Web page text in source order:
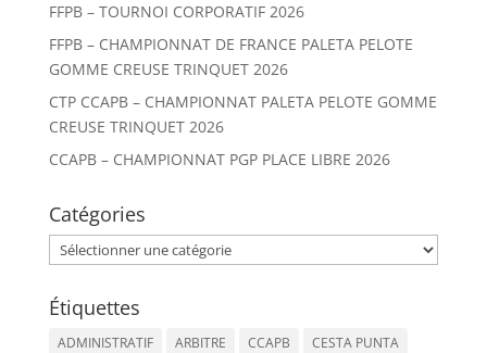
FFPB – TOURNOI CORPORATIF 2026
FFPB – CHAMPIONNAT DE FRANCE PALETA PELOTE
GOMME CREUSE TRINQUET 2026
CTP CCAPB – CHAMPIONNAT PALETA PELOTE GOMME
CREUSE TRINQUET 2026
CCAPB – CHAMPIONNAT PGP PLACE LIBRE 2026
Catégories
Catégories
Étiquettes
ADMINISTRATIF ARBITRE CCAPB
CESTA PUNTA